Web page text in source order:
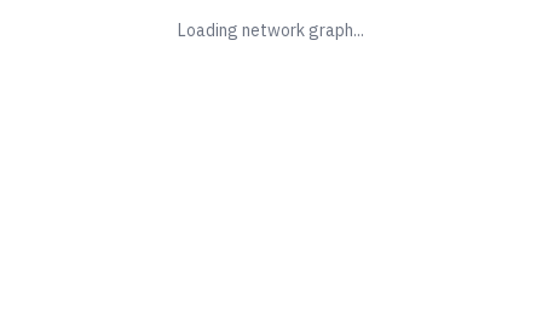
Loading network graph...